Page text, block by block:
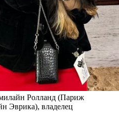
Ролланд (Париж
Эврика), владелец